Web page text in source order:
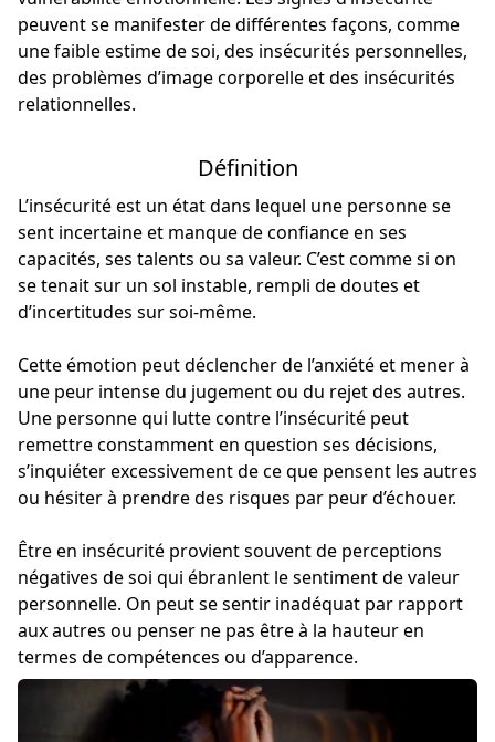
peuvent se manifester de différentes façons, comme
une faible estime de soi, des insécurités personnelles,
des problèmes d’image corporelle et des insécurités
relationnelles.
Définition
L’insécurité est un état dans lequel une personne se
sent incertaine et manque de confiance en ses
capacités, ses talents ou sa valeur. C’est comme si on
se tenait sur un sol instable, rempli de doutes et
d’incertitudes sur soi-même.
Cette émotion peut déclencher de l’anxiété et mener à
une peur intense du jugement ou du rejet des autres.
Une personne qui lutte contre l’insécurité peut
remettre constamment en question ses décisions,
s’inquiéter excessivement de ce que pensent les autres
ou hésiter à prendre des risques par peur d’échouer.
Être en insécurité provient souvent de perceptions
négatives de soi qui ébranlent le sentiment de valeur
personnelle. On peut se sentir inadéquat par rapport
aux autres ou penser ne pas être à la hauteur en
termes de compétences ou d’apparence.